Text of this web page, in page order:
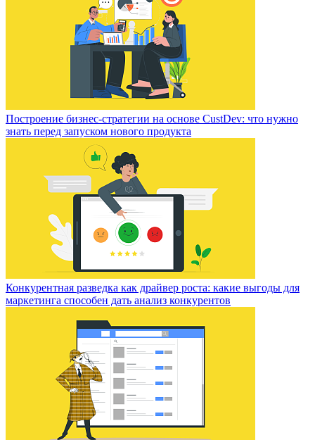
Построение бизнес-стратегии на основе CustDev: что нужно
знать перед запуском нового продукта
Конкурентная разведка как драйвер роста: какие выгоды для
маркетинга способен дать анализ конкурентов